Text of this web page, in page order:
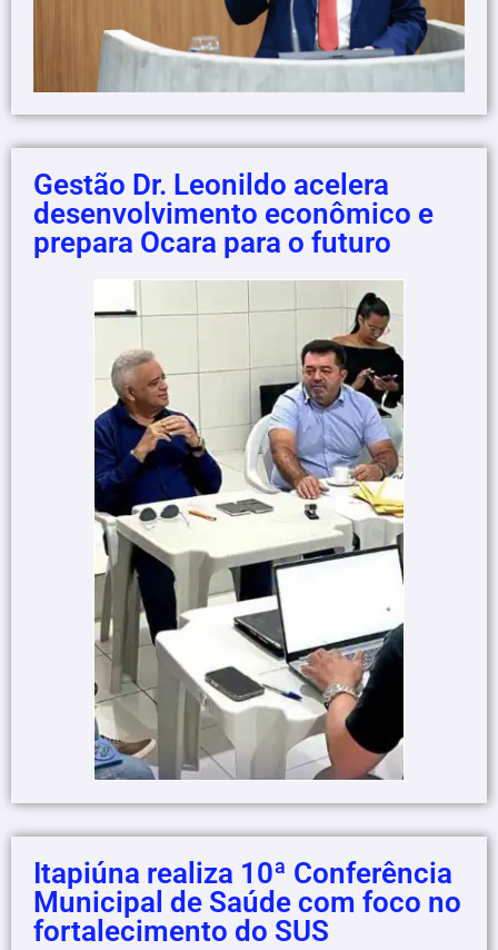
Gestão Dr. Leonildo acelera
desenvolvimento econômico e
prepara Ocara para o futuro
Itapiúna realiza 10ª Conferência
Municipal de Saúde com foco no
fortalecimento do SUS